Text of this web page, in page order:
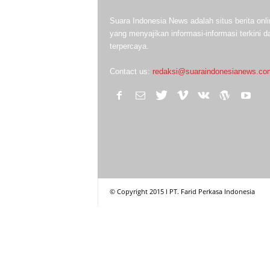
Suara Indonesia News adalah situs berita
yang menyajikan informasi-informasi terkini
terpercaya.
Contact us:
© Copyright 2015 l PT. Farid Perkasa Indonesia